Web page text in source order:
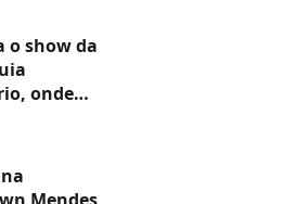
no
o show da
onde
Gaga
Mendes